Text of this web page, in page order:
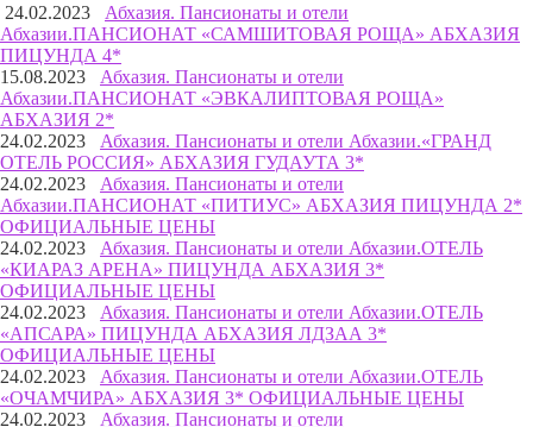
24.02.2023 Абхазия. Пансионаты и отели
Абхазии.ПАНСИОНАТ «САМШИТОВАЯ РОЩА» АБХАЗИЯ
ПИЦУНДА 4*
15.08.2023 Абхазия. Пансионаты и отели
Абхазии.ПАНСИОНАТ «ЭВКАЛИПТОВАЯ РОЩА»
АБХАЗИЯ 2*
24.02.2023 Абхазия. Пансионаты и отели Абхазии.«ГРАНД
ОТЕЛЬ РОССИЯ» АБХАЗИЯ ГУДАУТА 3*
24.02.2023 Абхазия. Пансионаты и отели
Абхазии.ПАНСИОНАТ «ПИТИУС» АБХАЗИЯ ПИЦУНДА 2*
ОФИЦИАЛЬНЫЕ ЦЕНЫ
24.02.2023 Абхазия. Пансионаты и отели Абхазии.ОТЕЛЬ
«КИАРАЗ АРЕНА» ПИЦУНДА АБХАЗИЯ 3*
ОФИЦИАЛЬНЫЕ ЦЕНЫ
24.02.2023 Абхазия. Пансионаты и отели Абхазии.ОТЕЛЬ
«АПСАРА» ПИЦУНДА АБХАЗИЯ ЛДЗАА 3*
ОФИЦИАЛЬНЫЕ ЦЕНЫ
24.02.2023 Абхазия. Пансионаты и отели Абхазии.ОТЕЛЬ
«ОЧАМЧИРА» АБХАЗИЯ 3* ОФИЦИАЛЬНЫЕ ЦЕНЫ
24.02.2023 Абхазия. Пансионаты и отели